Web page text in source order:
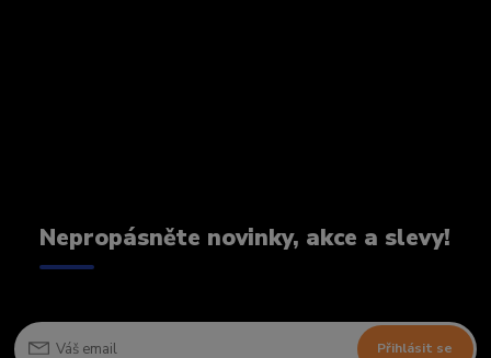
Nepropásněte novinky, akce a slevy!
Přihlásit se